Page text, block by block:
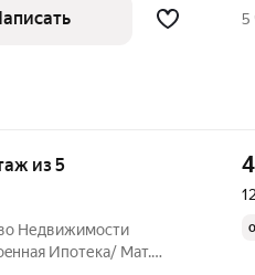
Изолированная
5
из 5
Недвижимоcти
Ипoтека/ Мат.